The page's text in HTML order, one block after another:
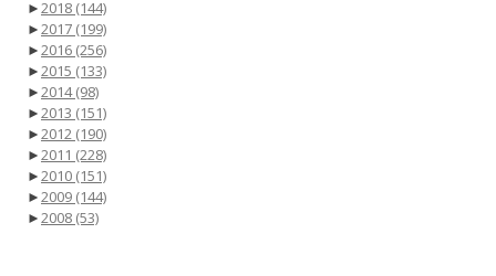
►2018 (144)
►2017 (199)
►2016 (256)
►2015 (133)
►2014(98)
►2013 (151)
►2012 (190)
►2011 (228)
►2010 (151)
►2009 (144)
►2008 (53)